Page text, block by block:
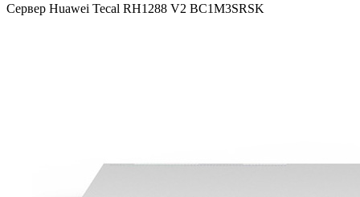
Сервер Huawei Tecal RH1288 V2 BC1M3SRSK